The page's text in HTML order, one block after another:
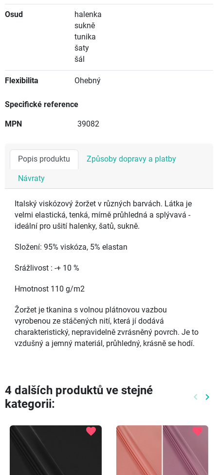
Osud
halenka
sukně
tunika
šaty
šál
Flexibilita Ohebný
Specifické reference
MPN 39082
Popis produktu Způsoby dopravy a platby
Návraty
Italský viskózový žoržet v různých barvách. Látka je
velmi elastická, tenká, mírně průhledná a splývavá -
ideální pro ušití halenky, šatů, sukně.
Složení: 95% viskóza, 5% elastan
Srážlivost : -+ 10 %
Hmotnost 110 g/m2
Žoržet je tkanina s volnou plátnovou vazbou
vyrobenou ze stáčených nití, která jí dodává
charakteristický, nepravidelně zvrásněný povrch. Je to
vzdušný a jemný materiál, průhledný, krásně se hodí.
4 dalších produktů ve stejné
kategorii:
keyboard_arrow_left keyboard_arrow_right
favorite favorite